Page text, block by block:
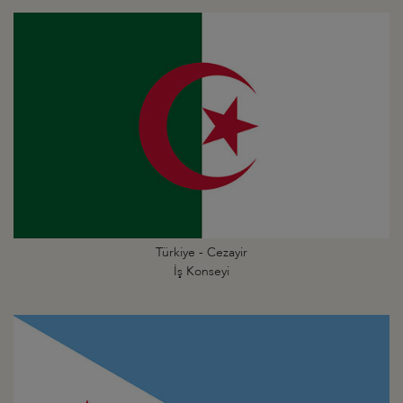
Türkiye - Cezayir
İş Konseyi